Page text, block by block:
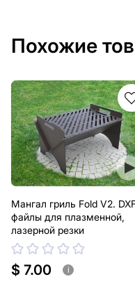
Похожие
Мангал гриль Fold V2.
файлы для плазменной,
лазерной резки
$ 7.00 i